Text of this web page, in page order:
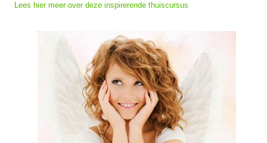
Lees hier meer over deze inspirerende thuiscursus